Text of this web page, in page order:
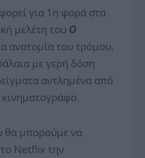
για 1η φορά στα
μελέτη του O
ανατομία του τρόμου,
με γερή δόση
αντλημένα από
κινηματογράφο.
θα μπορούμε να
Netflix την